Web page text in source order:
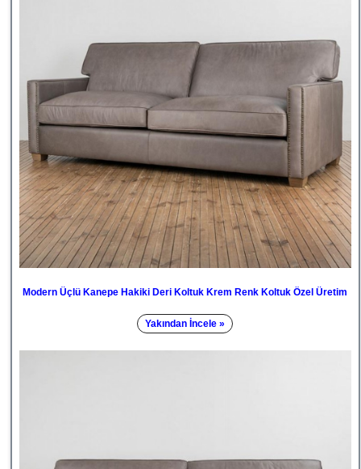
Modern Üçlü Kanepe Hakiki Deri Koltuk Krem Renk Koltuk Özel Üretim
Yakından İncele »